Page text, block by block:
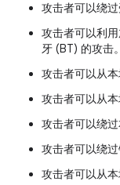
攻击者可以绕
攻击者可以利
牙 (BT) 的攻击。
攻击者可以从
攻击者可以从
攻击者可以绕
攻击者可以绕
攻击者可以从